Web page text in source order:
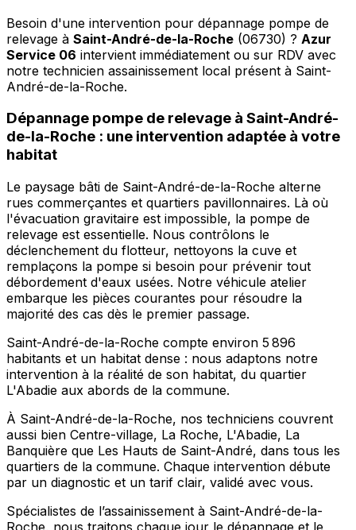
Besoin d'une intervention pour dépannage pompe de
relevage à Saint-André-de-la-Roche (06730) ? Azur
Service 06 intervient immédiatement ou sur RDV avec
notre technicien assainissement local présent à Saint-
André-de-la-Roche.
Dépannage pompe de relevage à Saint-André-
de-la-Roche : une intervention adaptée à votre
habitat
Le paysage bâti de Saint-André-de-la-Roche alterne
rues commerçantes et quartiers pavillonnaires. Là où
l'évacuation gravitaire est impossible, la pompe de
relevage est essentielle. Nous contrôlons le
déclenchement du flotteur, nettoyons la cuve et
remplaçons la pompe si besoin pour prévenir tout
débordement d'eaux usées. Notre véhicule atelier
embarque les pièces courantes pour résoudre la
majorité des cas dès le premier passage.
Saint-André-de-la-Roche compte environ 5 896
habitants et un habitat dense : nous adaptons notre
intervention à la réalité de son habitat, du quartier
L'Abadie aux abords de la commune.
À Saint-André-de-la-Roche, nos techniciens couvrent
aussi bien Centre-village, La Roche, L'Abadie, La
Banquière que Les Hauts de Saint-André, dans tous les
quartiers de la commune. Chaque intervention débute
par un diagnostic et un tarif clair, validé avec vous.
Spécialistes de l’assainissement à Saint-André-de-la-